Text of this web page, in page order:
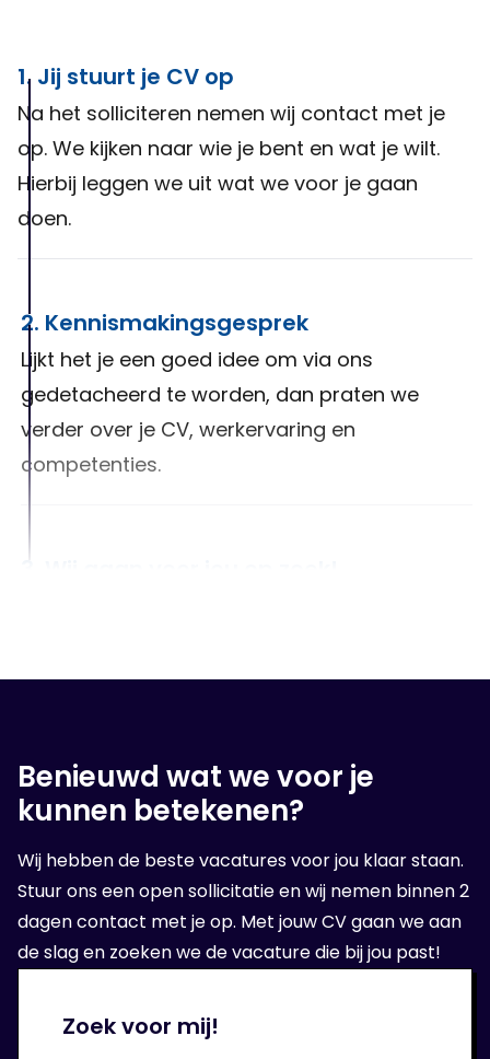
1. Jij stuurt je CV op
Na het solliciteren nemen wij contact met je
op. We kijken naar wie je bent en wat je wilt.
Hierbij leggen we uit wat we voor je gaan
doen.
2. Kennismakingsgesprek
Lijkt het je een goed idee om via ons
gedetacheerd te worden, dan praten we
verder over je CV, werkervaring en
competenties.
jou te vinden. Of stellen je voor bij onze relatie
4. Op sollicitatie gesprek
Wanneer wij een geschikte organisatie voor
jou hebben gevonden, volgt er een sollicitatie
bij de opdrachtgever.
5. Aan de slag!
Zoek voor mij!
Benieuwd wat we voor je
kunnen betekenen?
Wij hebben de beste vacatures voor jou klaar staan.
Stuur ons een open sollicitatie en wij nemen binnen 2
dagen contact met je op. Met jouw CV gaan we aan
de slag en zoeken we de vacature die bij jou past!